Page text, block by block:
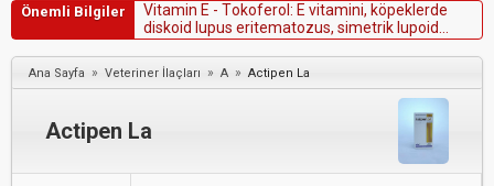
Önemli Bilgiler Vitamin E - Tokofero : E vitamini, köpekerde
diskoid upus eritematozus, simetrik upoid
onikodistrofi,pemfiguskompleksive
demodikozunyardımcıtedavisindefaydalı
olabilir.
Ana Sayfa » Veteriner İlaçları » A » Actipen La
Actipen La